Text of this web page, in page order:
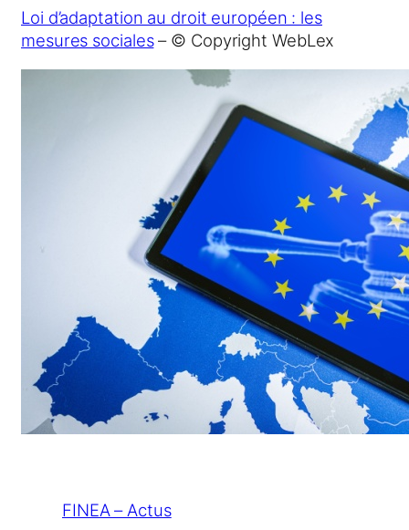
Loi d’adaptation au droit européen : les
mesures sociales– © Copyright WebLex
FINEA – Actus